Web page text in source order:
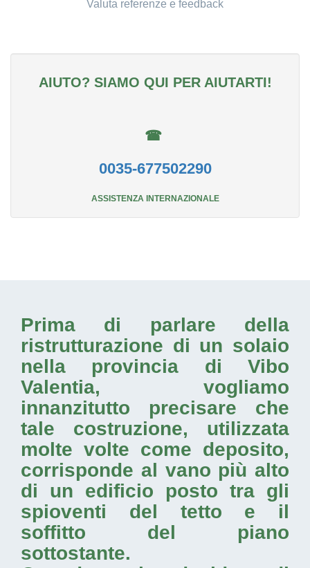
Valuta referenze e feedback
AIUTO? SIAMO QUI PER AIUTARTI!
☎
0035-677502290
ASSISTENZA INTERNAZIONALE
Prima di parlare della
ristrutturazione di un solaio
nella provincia di Vibo
Valentia, vogliamo
innanzitutto precisare che
tale costruzione, utilizzata
molte volte come deposito,
corrisponde al vano più alto
di un edificio posto tra gli
spioventi del tetto e il
soffitto del piano
sottostante.